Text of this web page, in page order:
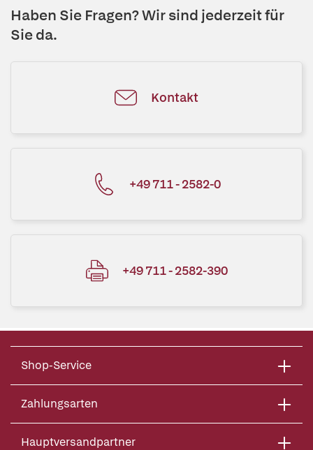
Haben Sie Fragen? Wir sind jederzeit für
Sie da.
Kontakt
+49 711 - 2582-0
+49 711 - 2582-390
Shop-Service
Zahlungsarten
Hauptversandpartner